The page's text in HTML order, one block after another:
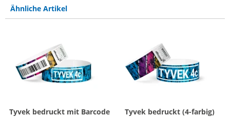
Ähnliche Artikel
Tyvek bedruckt mit Barcode Tyvek bedruckt (4-farbig)